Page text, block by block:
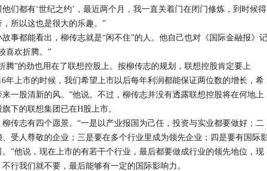
们都有‘世纪之约’，最近两个月，我一直关着门在闭门修炼，到时候得
所以这也是很大的乐趣。”
都能看出，柳传志就是“闲不住”的人。他自己也对《国际金融报》记
喜欢折腾。”
”的劲也用在了联想控股上。按柳传志的规划，联想控股肯定要上
年上市的时候，我们希望上市以后每年利润都能保证两位数的增长，希
一股清新的风。”他说。不过，柳传志并没有透露联想控股将在何地上
下的联想集团已在H股上市。
志有四个愿景。“一是以产业报国为己任，投资与实业都要做好；二
受人尊敬的企业；三是要在多个行业里成为领先企业；四是要有国际
”他说，现在上市的有若干个行业，最后都要做成行业的领先地位，现
行我们就不要，最后能够有一定的国际影响力。